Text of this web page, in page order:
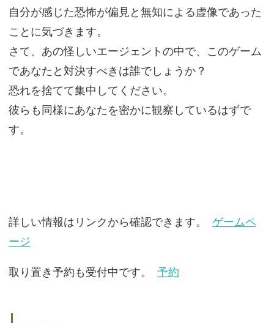
自分が感じた恐怖が偏見と無知による虚像であった
ことに気づきます。
さて、あの怪しいエージェントの中で、このゲーム
であなたと対決すべきは誰でしょうか？
恐れを捨てて集中してください。
彼らも同様にあなたを密かに観察しているはずで
す。
詳しい情報はリンクから確認できます。
ゲームペ
ージ
取り置き予約も受付中です。 予約